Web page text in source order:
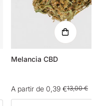
Melancia CBD
Preço
de
A partir de 0,39 €
Preço
normal
13,00 €